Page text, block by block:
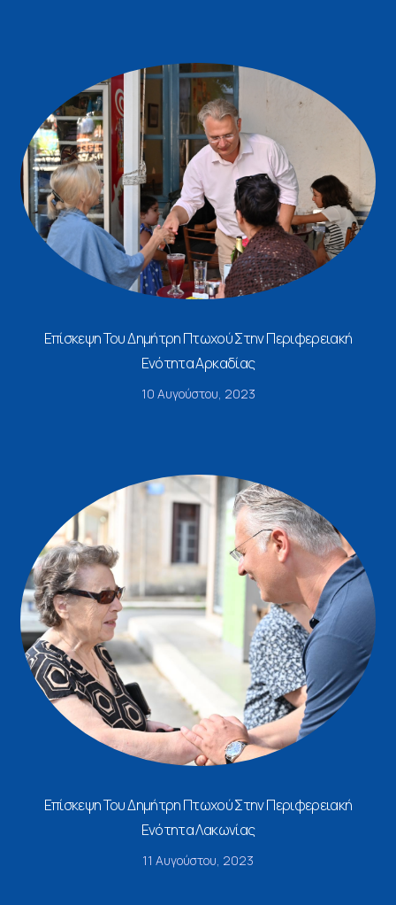
Επίσκεψη Του Δημήτρη Πτωχού Στην Περιφερειακή
Ενότητα Αρκαδίας
10 Αυγούστου, 2023
Επίσκεψη Του Δημήτρη Πτωχού Στην Περιφερειακή
Ενότητα Λακωνίας
11 Αυγούστου, 2023